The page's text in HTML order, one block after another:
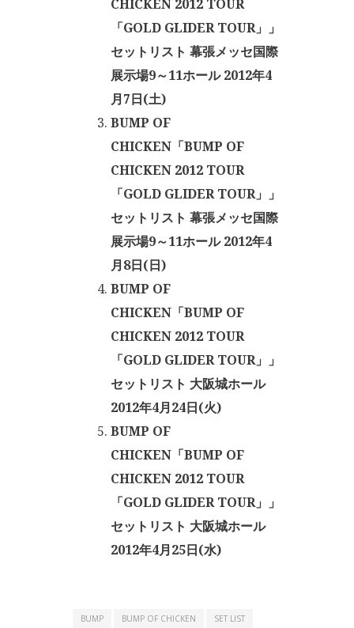
CHICKEN 2012 TOUR
「GOLD GLIDER TOUR」」
セットリスト 幕張メッセ国際
展示場9～11ホール 2012年4
月7日(土)
BUMP OF
CHICKEN「BUMP OF
CHICKEN 2012 TOUR
「GOLD GLIDER TOUR」」
セットリスト 幕張メッセ国際
展示場9～11ホール 2012年4
月8日(日)
BUMP OF
CHICKEN「BUMP OF
CHICKEN 2012 TOUR
「GOLD GLIDER TOUR」」
セットリスト 大阪城ホール
2012年4月24日(火)
BUMP OF
CHICKEN「BUMP OF
CHICKEN 2012 TOUR
「GOLD GLIDER TOUR」」
セットリスト 大阪城ホール
2012年4月25日(水)
BUMP BUMP OF CHICKEN SET LIST